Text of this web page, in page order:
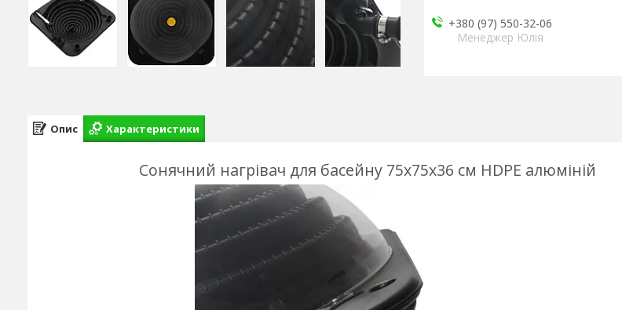
+380 (97) 550-32-06
Менеджер Юлія
Опис Характеристики
Сонячний нагрівач для басейну 75x75x36 см HDPE алюміній